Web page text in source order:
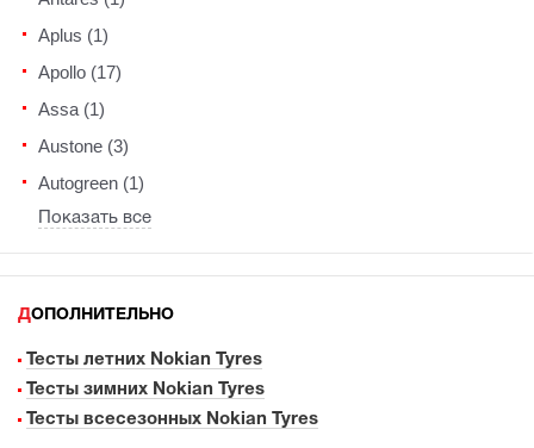
Aplus (1)
Apollo (17)
Assa (1)
Austone (3)
Autogreen (1)
Показать все
ДОПОЛНИТЕЛЬНО
Тесты летних Nokian Tyres
Тесты зимних Nokian Tyres
Тесты всесезонных Nokian Tyres